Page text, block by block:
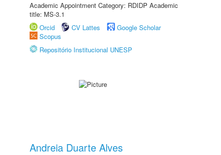
Academic Appointment Category: RDIDP Academic
title: MS-3.1
Orcid
CV Lattes
Google Scholar
Scopus
Repositório Institucional UNESP
Andreia Duarte Alves